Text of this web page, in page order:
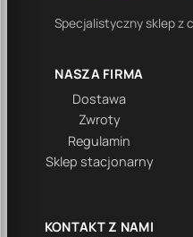
Specjalistyczny sklep z
NASZA FIRMA
Dostawa
Zwroty
Regulamin
Sklep stacjonarny
KONTAKT Z NAMI